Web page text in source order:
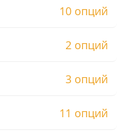
10 опций
2 опций
3 опций
11 опций